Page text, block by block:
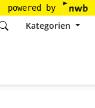
powered by
Kategorien